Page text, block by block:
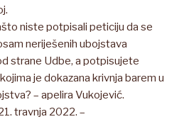
niste potpisali peticiju da se
neriješenih ubojstava
strane Udbe, a potpisujete
je dokazana krivnja barem u
– apelira Vukojević.
travnja 2022. –